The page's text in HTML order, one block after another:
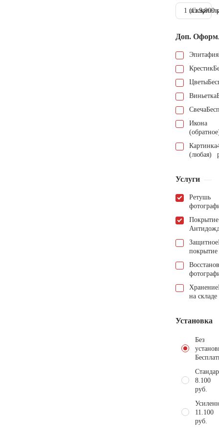
1 шт.9.000
Доп.
Эпитафия
Крестик
Цветы
Виньетка
Свеча
Икона
Картинка
(любая)
Услуги
Ретушь
Покрытие
Защитное
покрытие
Хранение
на складе
Установка
Без
8.100
руб.
11.100
руб.